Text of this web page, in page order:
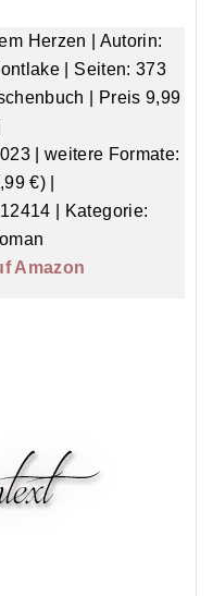
Herzen | Autorin:
| Seiten: 373
| Preis 9,99
| weitere Formate:
€) |
| Kategorie:
Amazon